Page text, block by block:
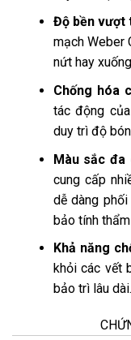
Độ bền vượt
mạch Weber
nứt hay
Chống hóa
tác động
duy trì độ
Màu sắc đa
cung cấp
dễ dàng
bảo tính
Khả năng
khỏi các vết
bảo trì lâu dài.